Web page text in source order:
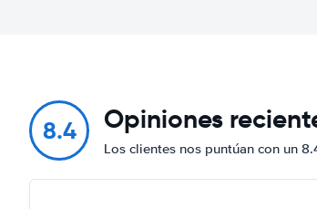
8.4 Opiniones
Los clientes nos puntúan con un